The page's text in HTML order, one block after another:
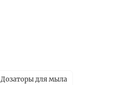
Дозаторы для мыла